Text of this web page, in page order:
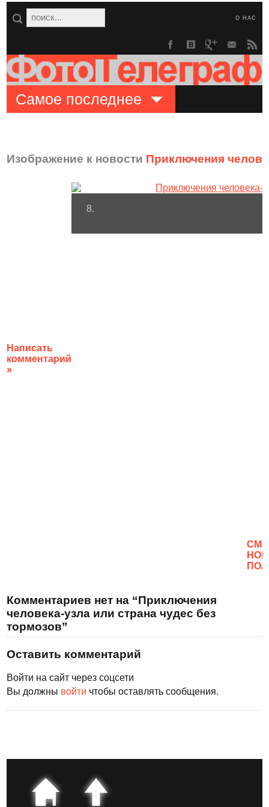
О НАС
Самое последнее
Изображение к новости Приключения
Написать
комментарий
»
8.
Комментариев нет на “Приключения
человека-узла или страна чудес без
тормозов”
Оставить комментарий
Войти на сайт через соцсети
Вы должны войти чтобы оставлять сообщения.